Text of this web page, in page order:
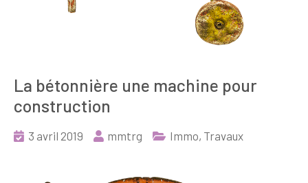
La bétonnière une machine pour
construction
3 avril 2019 mmtrg Immo, Travaux